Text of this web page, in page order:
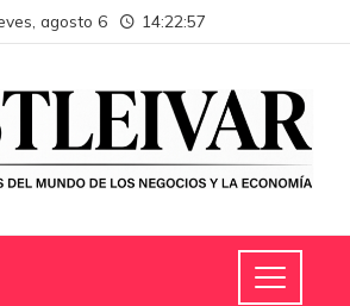
agosto 6 14:22:58